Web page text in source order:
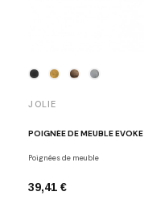
JOLIE
POIGNÉE DE MEUBLE EVOKE
Poignées de meuble
39,41 €